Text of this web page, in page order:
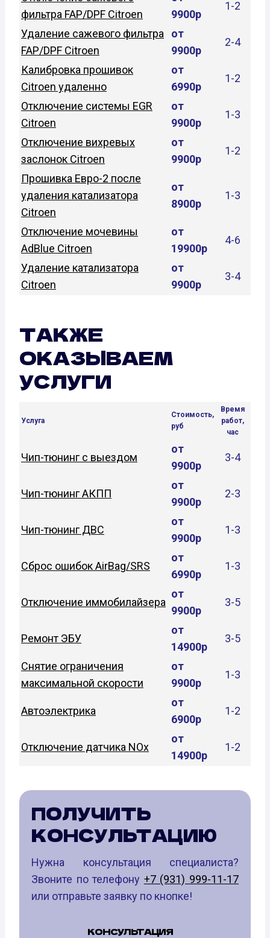
фильтра FAP/DPF Citroen
9900р
1-2
Удаление сажевого фильтра
FAP/DPF Citroen
от
9900р
2-4
Калибровка прошивок
Citroen удаленно
от
6990р
1-2
Отключение системы EGR
Citroen
от
9900р
1-3
Отключение вихревых
заслонок Citroen
от
9900р
1-2
Прошивка Евро-2 после
удаления катализатора
Citroen
от
8900р
1-3
Отключение мочевины
AdBlue Citroen
от
19900р
4-6
Удаление катализатора
Citroen
от
9900р
3-4
ТАКЖЕ
ОКАЗЫВАЕМ
УСЛУГИ
Услуга
Стоимость,
руб
Время
работ,
час
Чип-тюнинг с выездом
от
9900р
3-4
Чип-тюнинг АКПП
от
9900р
2-3
Чип-тюнинг ДВС
от
9900р
1-3
Сброс ошибок AirBag/SRS
от
6990р
1-3
Отключение иммобилайзера
от
9900р
3-5
Ремонт ЭБУ
от
14900р
3-5
Снятие ограничения
максимальной скорости
от
9900р
1-3
Автоэлектрика
от
6900р
1-2
Отключение датчика NOx
от
14900р
1-2
ПОЛУЧИТЬ
КОНСУЛЬТАЦИЮ
Нужна консультация специалиста?
Звоните по телефону +7 (931) 999-11-17
или отправьте заявку по кнопке!
КОНСУЛЬТАЦИЯ